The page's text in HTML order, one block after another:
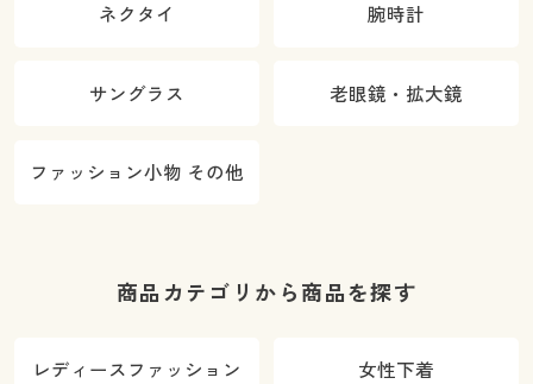
ネクタイ 腕時計
サングラス 老眼鏡・拡大鏡
ファッション小物 その他
商品カテゴリから商品を探す
レディースファッション 女性下着